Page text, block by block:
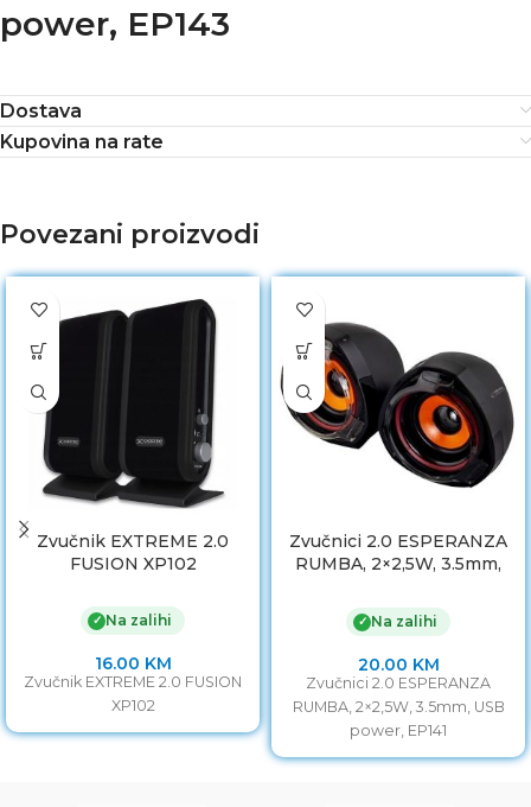
power, EP143
Dostava
Kupovina na rate
Povezani proizvodi
Zvučnik EXTREME 2.0
FUSION XP102
✓ Na zalihi
16.00 KM
Zvučnik EXTREME 2.0 FUSION
XP102
Zvučnici 2.0 ESPERANZA
RUMBA, 2×2,5W, 3.5mm,
✓ Na zalihi
20.00 KM
Zvučnici 2.0 ESPERANZA
RUMBA, 2×2,5W, 3.5mm, USB
power, EP141